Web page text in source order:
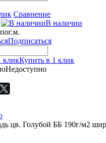
Сравнение
В наличии
Подписаться
Купить в 1 клик
Недоступно
цв. Голубой ББ 190г/м2